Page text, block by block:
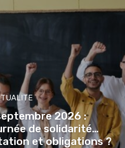
2026 :
de solidarité…
et obligations ?